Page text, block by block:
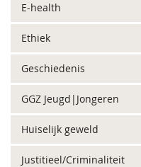
E-health
Ethiek
Geschiedenis
GGZ Jeugd|Jongeren
Huiselijk geweld
Justitieel/Criminaliteit